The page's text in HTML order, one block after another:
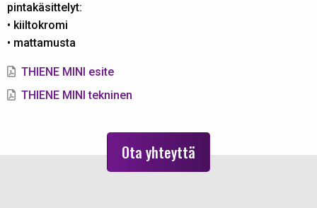
pintakäsittelyt:
• kiiltokromi
• mattamusta
THIENE MINI esite
THIENE MINI tekninen
Ota yhteyttä